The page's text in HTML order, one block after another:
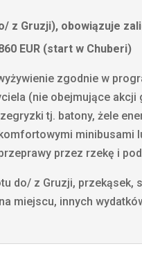
z Gruzji), obowiązuje
EUR (start w Chuberi)
zgodnie w
(nie obejmujące akcji
tj. batony, żele
minibusami
przez rzekę i
do/ z Gruzji, przekąsek,
miejscu, innych